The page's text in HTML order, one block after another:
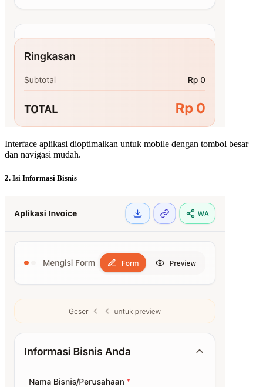
Interface aplikasi dioptimalkan untuk mobile dengan tombol besar
dan navigasi mudah.
2. Isi Informasi Bisnis